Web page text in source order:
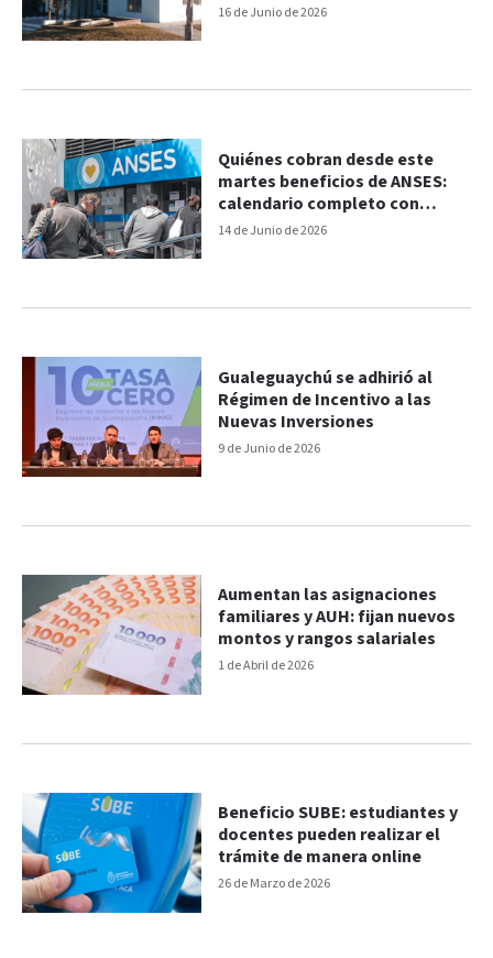
16 de Junio de 2026
14 de Junio de 2026
Quiénes cobran desde este
martes beneficios de ANSES:
calendario completo con
montos
9 de Junio de 2026
Gualeguaychú se adhirió al
Régimen de Incentivo a las
Nuevas Inversiones
1 de Abril de 2026
Aumentan las asignaciones
familiares y AUH: fijan nuevos
montos y rangos salariales
26 de Marzo de 2026
Beneficio SUBE: estudiantes y
docentes pueden realizar el
trámite de manera online